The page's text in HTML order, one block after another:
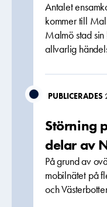
Antalet
kommer till
Malmö stad
allvarlig
PUBLICERADES
Störning
delar av
På grund av
mobilnätet på
och